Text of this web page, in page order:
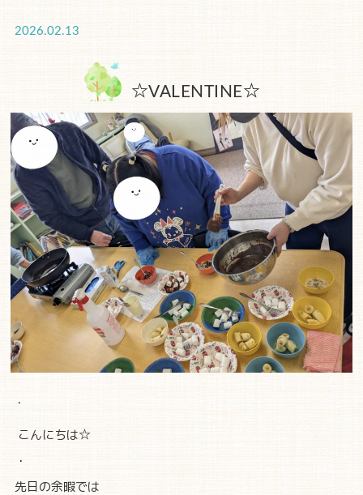
2026.02.13
☆VALENTINE☆
.
こんにちは☆
・
先日の余暇では